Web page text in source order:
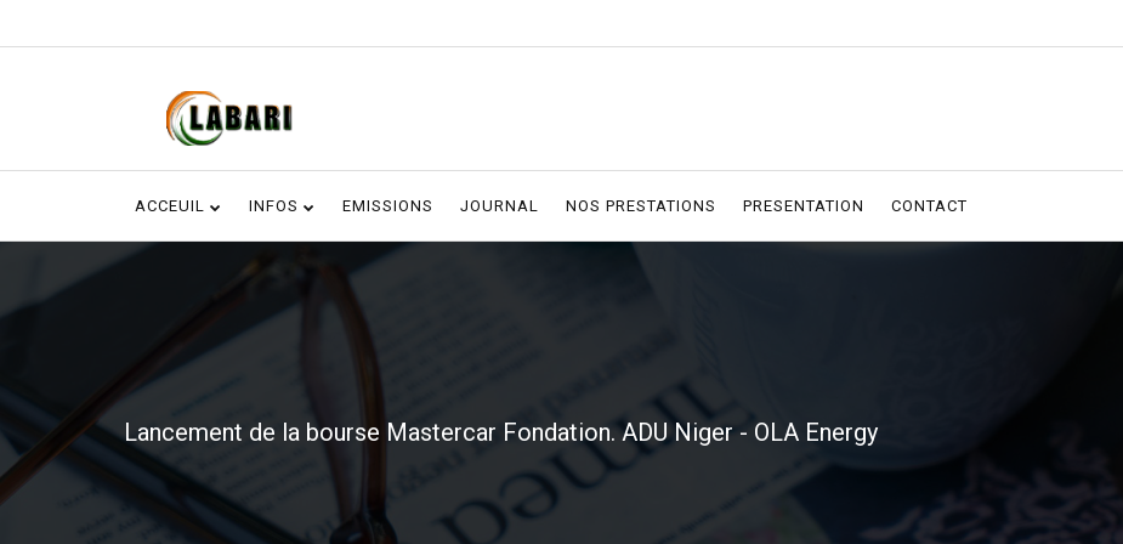
ACCEUIL INFOS EMISSIONS JOURNAL NOS PRESTATIONS PRESENTATION CONTACT
Lancement de la bourse Mastercar Fondation. ADU Niger - OLA Energy